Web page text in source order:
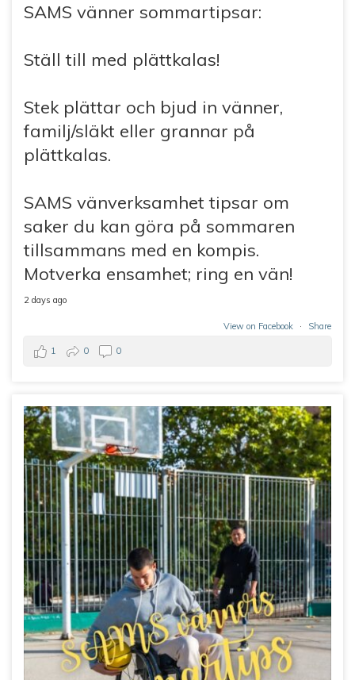
SAMS vänner sommartipsar:
Ställ till med plättkalas!
Stek plättar och bjud in vänner,
familj/släkt eller grannar på
plättkalas.
SAMS vänverksamhet tipsar om
saker du kan göra på sommaren
tillsammans med en kompis.
Motverka ensamhet; ring en vän!
2 days ago
View on Facebook · Share
1 0 0